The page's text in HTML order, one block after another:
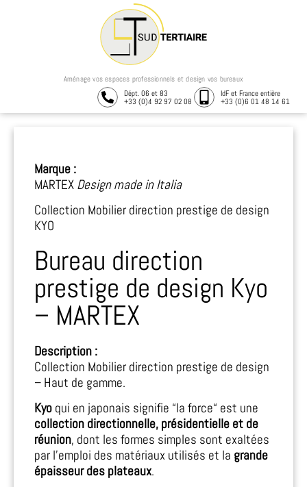
Dépt. 06 et 83
+33 (0)4 92 97 02 08
IdF et France entière
+33 (0)6 01 48 14 61
Aménage vos espaces professionnels et design vos bureaux
Marque :
MARTEX Design made in Italia
Collection Mobilier direction prestige de design
KYO
Bureau direction
prestige de design Kyo
– MARTEX
Description :
Collection Mobilier direction prestige de design
– Haut de gamme.
Kyo qui en japonais signifie “la force“ est une
collection directionnelle, présidentielle et de
réunion, dont les formes simples sont exaltées
par l’emploi des matériaux utilisés et la grande
épaisseur des plateaux.